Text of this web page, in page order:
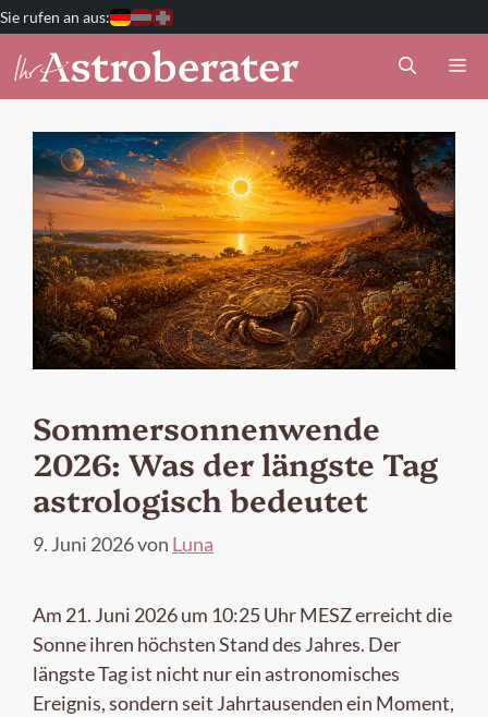
Zum
springen
Deutschland
Österreich
Schweiz
Sommersonnenwende
2026: Was der längste Tag
astrologisch bedeutet
9. Juni 2026von Luna
Am 21. Juni 2026 um 10:25 Uhr MESZ erreicht die
Sonne ihren höchsten Stand des Jahres. Der
längste Tag ist nicht nur ein astronomisches
Ereignis, sondern seit Jahrtausenden ein Moment,